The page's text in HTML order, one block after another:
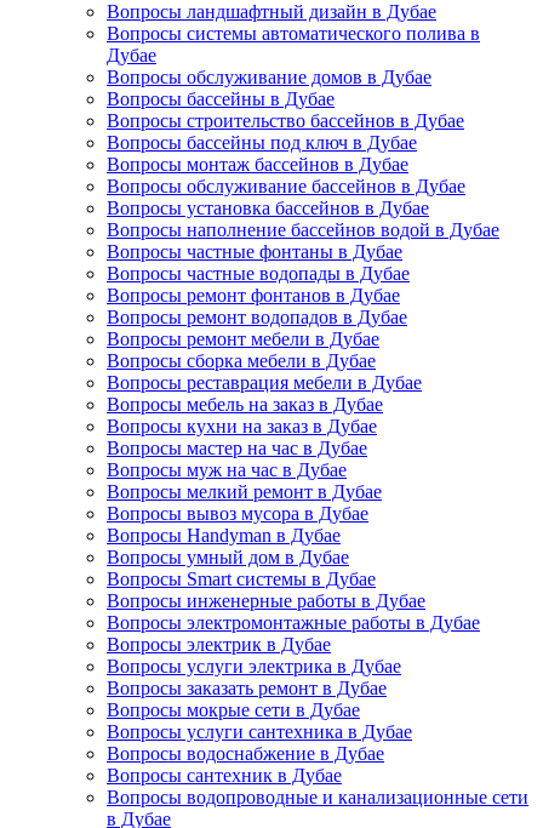
Вопросы ландшафтный дизайн в Дубае
Вопросы системы автоматического полива в
Дубае
Вопросы обслуживание домов в Дубае
Вопросы бассейны в Дубае
Вопросы строительство бассейнов в Дубае
Вопросы бассейны под ключ в Дубае
Вопросы монтаж бассейнов в Дубае
Вопросы обслуживание бассейнов в Дубае
Вопросы установка бассейнов в Дубае
Вопросы наполнение бассейнов водой в Дубае
Вопросы частные фонтаны в Дубае
Вопросы частные водопады в Дубае
Вопросы ремонт фонтанов в Дубае
Вопросы ремонт водопадов в Дубае
Вопросы ремонт мебели в Дубае
Вопросы сборка мебели в Дубае
Вопросы реставрация мебели в Дубае
Вопросы мебель на заказ в Дубае
Вопросы кухни на заказ в Дубае
Вопросы мастер на час в Дубае
Вопросы муж на час в Дубае
Вопросы мелкий ремонт в Дубае
Вопросы вывоз мусора в Дубае
Вопросы Handyman в Дубае
Вопросы умный дом в Дубае
Вопросы Smart системы в Дубае
Вопросы инженерные работы в Дубае
Вопросы электромонтажные работы в Дубае
Вопросы электрик в Дубае
Вопросы услуги электрика в Дубае
Вопросы заказать ремонт в Дубае
Вопросы мокрые сети в Дубае
Вопросы услуги сантехника в Дубае
Вопросы водоснабжение в Дубае
Вопросы сантехник в Дубае
Вопросы водопроводные и канализационные сети
в Дубае